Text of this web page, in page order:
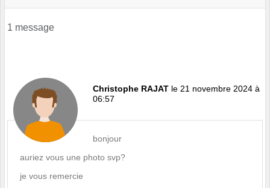
1 message
Christophe RAJAT le 21 novembre 2024 à
06:57
bonjour
auriez vous une photo svp?
je vous remercie